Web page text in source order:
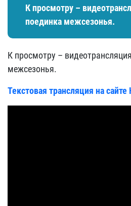
К просмотру –
поединка межсезонья.
К просмотру –
межсезонья.
Текстовая трансляция на сайте